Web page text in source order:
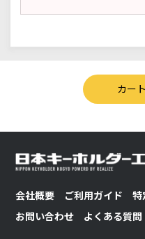
会社概要 ご利用ガイド 特
お問い合わせ
よくある質問